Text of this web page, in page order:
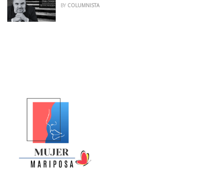
BY COLUMNISTA